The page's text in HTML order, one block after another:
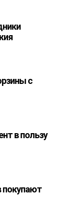
с
в пользу
покупают